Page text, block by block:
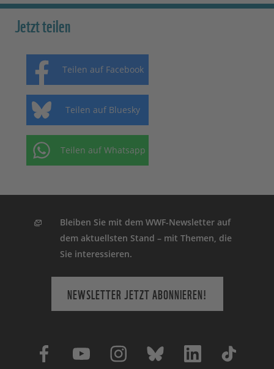
Jetzt teilen
Teilen auf Facebook
Teilen auf Bluesky
Teilen auf Whatsapp
Bleiben Sie mit dem WWF-Newsletter auf
dem aktuellsten Stand – mit Themen, die
Sie interessieren.
NEWSLETTER JETZT ABONNIEREN!